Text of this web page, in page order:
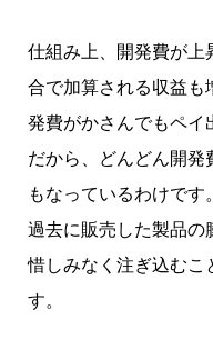
仕組み上、開発費が上
合で加算される収益も
発費がかさんでもペイ
だから、どんどん開
もなっているわけです。
過去に販売した製品の
惜しみなく注ぎ込むこ
す。